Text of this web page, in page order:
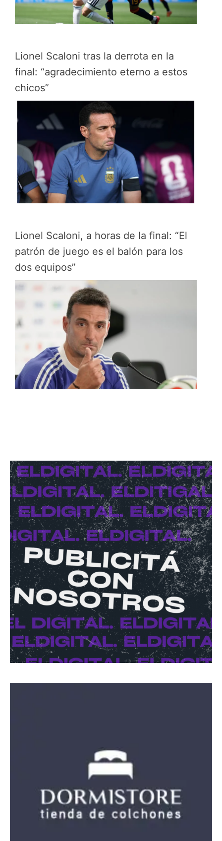
Lionel Scaloni tras la derrota en la
final: “agradecimiento eterno a estos
chicos”
Lionel Scaloni, a horas de la final: “El
patrón de juego es el balón para los
dos equipos”